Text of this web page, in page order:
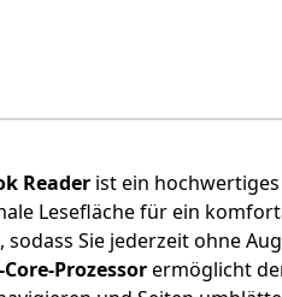
Reader ist ein
Lesefläche für ein
Sie jederzeit ohne
Prozessorermöglicht